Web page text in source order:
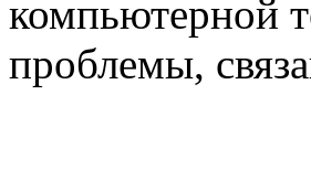
компьютерной
проблемы,